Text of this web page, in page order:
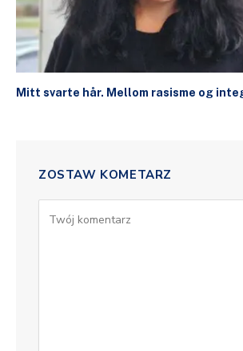
Mitt svarte hår. Mellom rasisme og
ZOSTAW KOMETARZ